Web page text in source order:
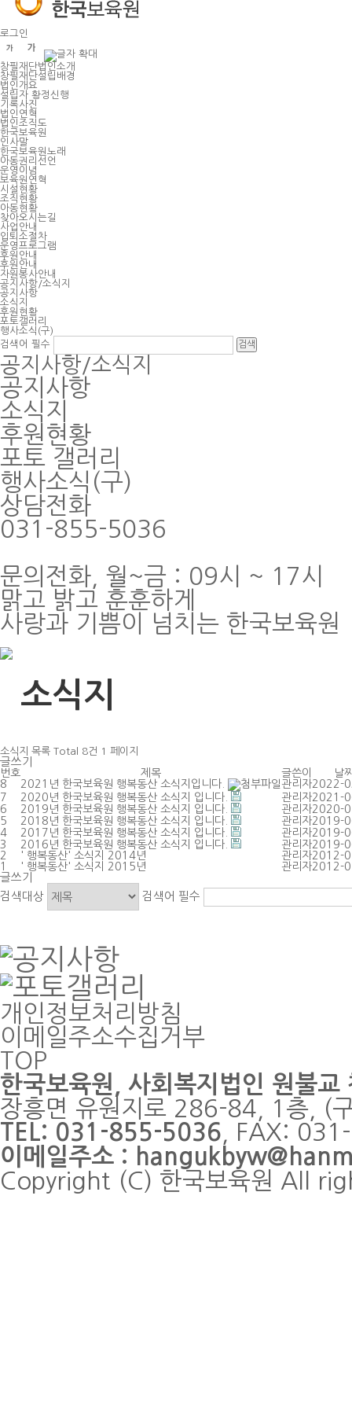
바
가
기
로그인
창필재단법인소개
창필재단설립배경
법인개요
설립자 황정신행
기록사진
법인연혁
법인조직도
한국보육원
인사말
한국보육원노래
아동권리선언
운영이념
보육원연혁
시설현황
조직현황
아동현황
찾아오시는길
사업안내
입퇴소절차
운영프로그램
후원안내
후원안내
자원봉사안내
공지사항/소식지
공지사항
소식지
후원현황
포토갤러리
행사소식(구)
검색어 필수
공지사항/소식지
공지사항
소식지
후원현황
포토 갤러리
행사소식(구)
상담전화
031-855-5036
문의전화, 월~금 : 09시 ~ 17시
맑고 밝고 훈훈하게
사랑과 기쁨이 넘치는 한국보육원
소식지
소식지 목록 Total 8건 1 페이지
글쓰기
번호 제목 글쓴이
날
8
2021년 한국보육원 행복동산 소식지입니다. 관리자2022-
7
2020년 한국보육원 행복동산 소식지 입니다. 관리자2021-
6
2019년 한국보육원 행복동산 소식지 입니다. 관리자2020-
5
2018년 한국보육원 행복동산 소식지 입니다. 관리자2019-
4
2017년 한국보육원 행복동산 소식지 입니다. 관리자2019-
3
2016년 한국보육원 행복동산 소식지 입니다. 관리자2019-
2
' 행복동산' 소식지 2014년 관리자2012-
1
' 행복동산' 소식지 2015년 관리자2012-
글쓰기
검색대상
검색어 필수
개인정보처리방침
이메일주소수집거부
TOP
한국보육원 , 사회복지법인 원불교
장흥면 유원지로 286-84, 1층, (
TEL: 031-855-5036 , FAX:
이메일주소 :
Copyright (C) 한국보육원 All